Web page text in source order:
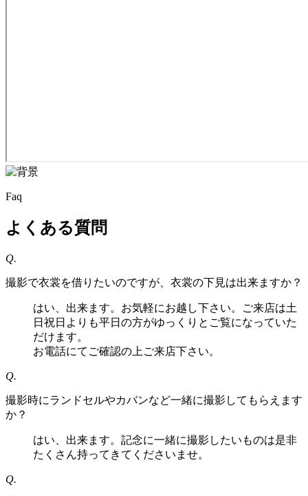
Faq
よくある質問
Q.
撮影で衣裳を借りたいのですが、衣裳の下見は出来ますか？
はい、出来ます。お気軽にお越し下さい。ご来店は土
日祝日よりも平日の方がゆっくりとご覧になっていた
だけます。
お電話にてご確認の上ご来店下さい。
Q.
撮影時にランドセルやカバンなど一緒に撮影してもらえます
か？
はい、出来ます。記念に一緒に撮影したいものは是非
たくさん持ってきてくださいませ。
Q.